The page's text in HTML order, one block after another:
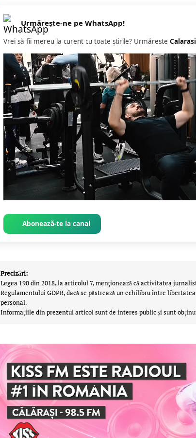
Urmărește-ne pe WhatsApp!
Vrei să fii mereu la curent cu toate știrile? Urmăreste
Abonează-te la canal
Precizări:
Legea 190 din 2018, la articolul 7, menţionează că activitatea
Regulamentului GDPR, dacă se păstrează un echilibru între
personal.
Informațiile din prezentul articol sunt de interes public și sunt